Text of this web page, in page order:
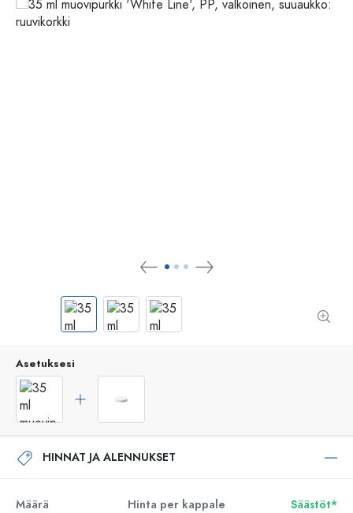
Asetuksesi
HINNAT JA ALENNUKSET
Määrä Hinta per kappale
Säästöt*